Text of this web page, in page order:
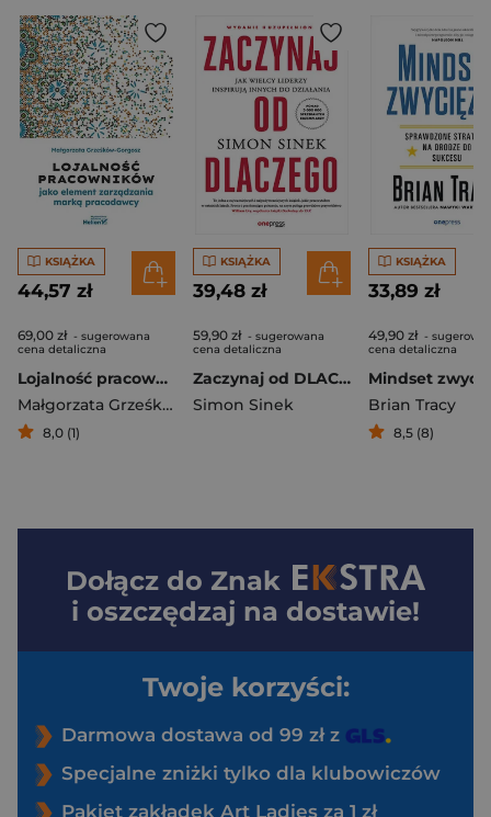
KSIĄŻKA
44,57 zł
69,00 zł - sugerowana
cena detaliczna
Lojalność pracowników jako element zarządzania marką pracodawcy
Małgorzata Grześków-Gorgosz
8,0 (1)
KSIĄŻKA
39,48 zł
59,90 zł - sugerowana
cena detaliczna
Zaczynaj od DLACZEGO. Jak wielcy liderzy inspirują innych do działania wyd. 2
Simon Sinek
KSIĄŻKA
33,89 zł
49,90 zł -
cena detaliczna
Brian Tracy
8,5 (8)
Dołącz do Znak
i oszczędzaj na dostawie!
Twoje korzyści:
Darmowa dostawa od 99 zł z
Specjalne zniżki tylko dla klubowiczów
Pakiet zakładek Art Ladies za 1 zł